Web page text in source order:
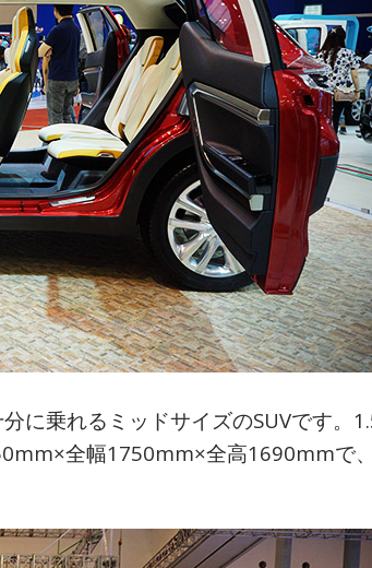
に乗れるミッドサイズのSUVです。
全幅1750mm×全高1690mmで